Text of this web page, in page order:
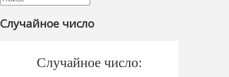
Случайное число
Случайное число: